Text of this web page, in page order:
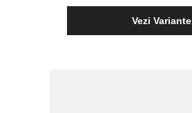
Vezi Variante